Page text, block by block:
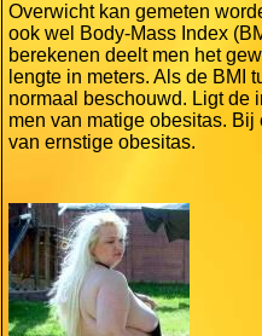
Overwicht kan gemeten
ook wel Body-Mass Index
berekenen deelt men het
lengte in meters. Als de BMI
normaal beschouwd. Ligt de
men van matige obesitas.
van ernstige obesitas.